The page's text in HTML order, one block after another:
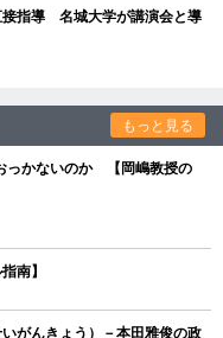
接指導 名城大学が講演会と導
もっと見る
っかないのか 【岡嶋教授の
南】
がんきょう）－本田雅俊の政